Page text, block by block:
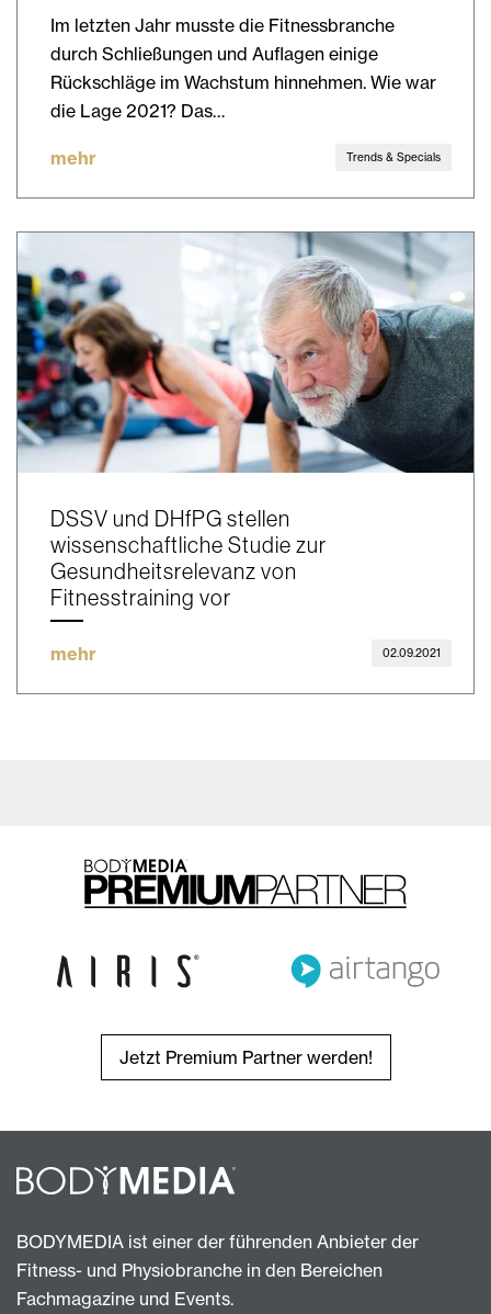
Im letzten Jahr musste die Fitnessbranche
durch Schließungen und Auflagen einige
Rückschläge im Wachstum hinnehmen. Wie war
die Lage 2021? Das…
mehr Trends & Specials
DSSV und DHfPG stellen
wissenschaftliche Studie zur
Gesundheitsrelevanz von
Fitnesstraining vor
mehr 02.09.2021
Jetzt Premium Partner werden!
BODYMEDIA ist einer der führenden Anbieter der
Fitness- und Physiobranche in den Bereichen
Fachmagazine und Events.